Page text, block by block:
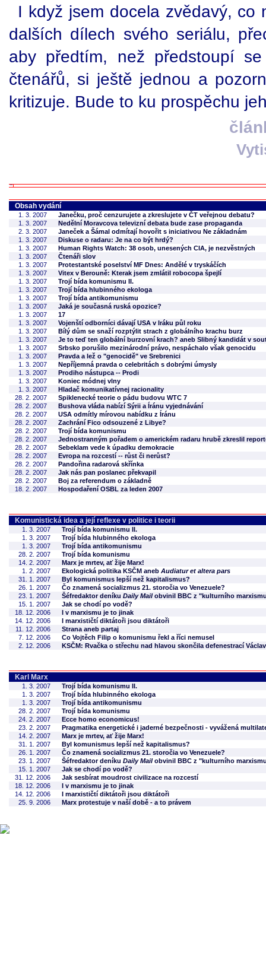
I když jsem docela zvědavý, co
dalších dílech svého seriálu,
aby předtím, než předstoupí
čtenářů, si ještě jednou a
kritizuje. Bude to ku prospěchu
Obsah vydání
1. 3. 2007
Janečku, proč cenzurujete a zkreslujete v ČT veřejnou debatu?
1. 3. 2007
Nedělní Moravcova televizní debata bude zase propaganda
2. 3. 2007
Janeček a Šámal odmítají hovořit s iniciativou Ne základnám
1. 3. 2007
Diskuse o radaru: Je na co být hrdý?
1. 3. 2007
Human Rights Watch: 38 osob, unesených CIA, je nezvěstných
1. 3. 2007
Čtenáři slov
1. 3. 2007
Protestantské poselství MF Dnes: Andělé v tryskáčích
1. 3. 2007
Vitex v Berouně: Kterak jsem zmlátil robocopa špejlí
1. 3. 2007
Trojí bída komunismu II.
1. 3. 2007
Trojí bída hlubinného ekologa
1. 3. 2007
Trojí bída antikomunismu
1. 3. 2007
Jaká je současná ruská opozice?
1. 3. 2007
17
1. 3. 2007
Vojenští odborníci dávají USA v Iráku půl roku
1. 3. 2007
Bílý dům se snaží rozptýlit strach z globálního krachu burz
1. 3. 2007
Je to teď ten globální burzovní krach? aneb Slibný kandidát v
1. 3. 2007
Srbsko porušilo mezinárodní právo, nespáchalo však genocidu
1. 3. 2007
Pravda a lež o "genocidě" ve Srebrenici
1. 3. 2007
Nepříjemná pravda o celebritách s dobrými úmysly
1. 3. 2007
Prodiho nástupca -- Prodi
1. 3. 2007
Koniec módnej vlny
1. 3. 2007
Hladač komunikatívnej racionality
28. 2. 2007
Spiklenecké teorie o pádu budovu WTC 7
28. 2. 2007
Bushova vláda nabízí Sýrii a Íránu vyjednávání
28. 2. 2007
USA odmítly mírovou nabídku z Íránu
28. 2. 2007
Zachrání Fico odsouzené z Libye?
28. 2. 2007
Trojí bída komunismu
28. 2. 2007
Jednostranným pořadem o americkém radaru hrubě zkreslil
28. 2. 2007
Sebeklam vede k úpadku demokracie
28. 2. 2007
Evropa na rozcestí -- růst či nerůst?
28. 2. 2007
Pandořina radarová skřínka
28. 2. 2007
Jak nás pan poslanec překvapil
28. 2. 2007
Boj za referendum o základně
18. 2. 2007
Hospodaření OSBL za leden 2007
Komunistická idea a její reflexe v politice i teorii
1. 3. 2007
Trojí bída komunismu II.
1. 3. 2007
Trojí bída hlubinného ekologa
1. 3. 2007
Trojí bída antikomunismu
28. 2. 2007
Trojí bída komunismu
14. 2. 2007
Marx je mrtev, ať žije Marx!
1. 2. 2007
Ekologická politika KSČM aneb Audiatur et altera pars
31. 1. 2007
Byl komunismus lepší než kapitalismus?
26. 1. 2007
Čo znamená socializmus 21. storočia vo Venezuele?
23. 1. 2007
Šéfredaktor deníku Daily Mailobvinil BBC z "kulturního
15. 1. 2007
Jak se chodí po vodě?
18. 12. 2006
I v marxismu je to jinak
14. 12. 2006
I marxističtí diktátoři jsou diktátoři
11. 12. 2006
Strana aneb partaj
7. 12. 2006
Co Vojtěch Filip o komunismu řekl a říci nemusel
2. 12. 2006
KSČM: Rvačka o střechu nad hlavou skončila defenestrací
Karl Marx
1. 3. 2007
Trojí bída komunismu II.
1. 3. 2007
Trojí bída hlubinného ekologa
1. 3. 2007
Trojí bída antikomunismu
28. 2. 2007
Trojí bída komunismu
24. 2. 2007
Ecce homo economicus!
23. 2. 2007
Pragmatika energetické i jaderné bezpečnosti - vyvážená
14. 2. 2007
Marx je mrtev, ať žije Marx!
31. 1. 2007
Byl komunismus lepší než kapitalismus?
26. 1. 2007
Čo znamená socializmus 21. storočia vo Venezuele?
23. 1. 2007
Šéfredaktor deníku Daily Mailobvinil BBC z "kulturního
15. 1. 2007
Jak se chodí po vodě?
31. 12. 2006
Jak sesbírat moudrost civilizace na rozcestí
18. 12. 2006
I v marxismu je to jinak
14. 12. 2006
I marxističtí diktátoři jsou diktátoři
25. 9. 2006
Marx protestuje v naší době - a to právem